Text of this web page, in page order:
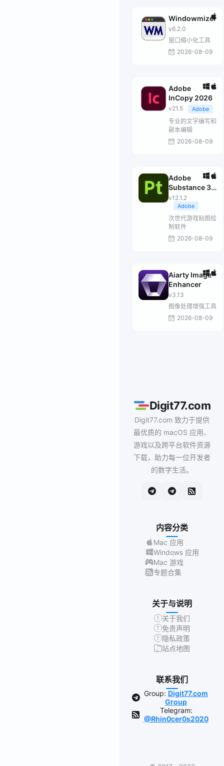
Windowmizer
v6.2.0
窗口缩小化工具
2026-08-09
Adobe
InCopy 2026
v21.5 Adobe
专业的文字编写和
副本编辑
2026-08-09
Adobe
Substance 3D
Painter
v12.1.2
Adobe
次世代游戏贴图绘
制软件
2026-08-09
Aiarty Image
Enhancer
v3.13
图像处理增强工具
2026-08-09
Digit77.com
Digit77.com 致力于提供
最优质的 macOS 应用、
游戏以及跨平台软件资源
下载，助力每一位开发者
的数字生活。
内容分类
Mac 应用
Windows 应用
Mac 游戏
专题合集
关于与说明
关于我们
免责声明
隐私政策
站点地图
联系我们
Group: Digit77.com
Group
Telegram:
@Rhin0cer0s2020